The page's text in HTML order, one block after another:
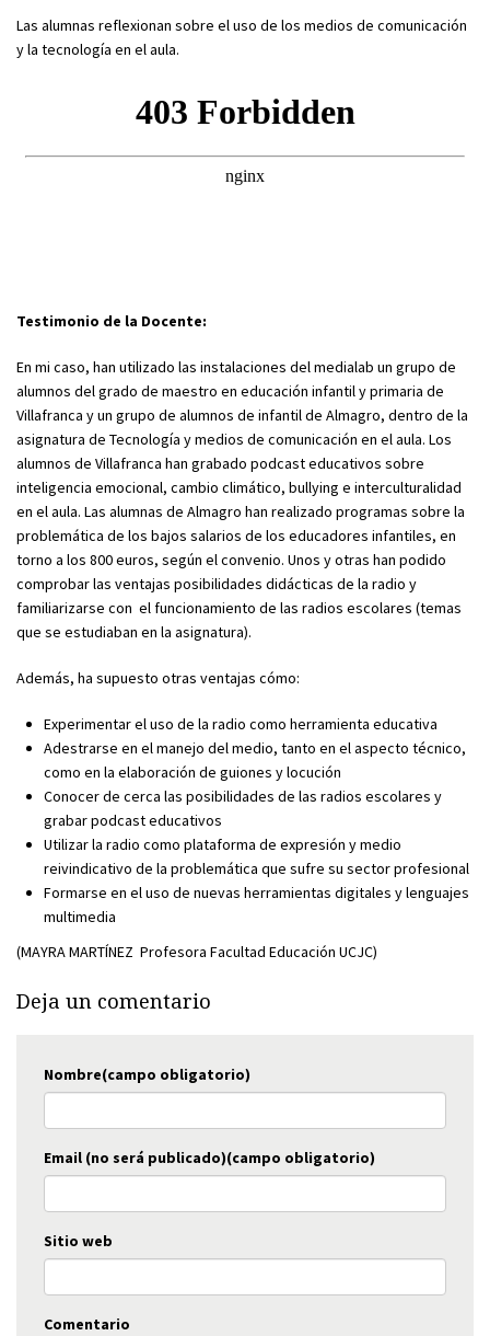
Las alumnas reflexionan sobre el uso de los medios de comunicación
y la tecnología en el aula.
Testimonio de la Docente:
En mi caso, han utilizado las instalaciones del medialab un grupo de
alumnos del grado de maestro en educación infantil y primaria de
Villafranca y un grupo de alumnos de infantil de Almagro, dentro de la
asignatura de Tecnología y medios de comunicación en el aula. Los
alumnos de Villafranca han grabado podcast educativos sobre
inteligencia emocional, cambio climático, bullying e interculturalidad
en el aula. Las alumnas de Almagro han realizado programas sobre la
problemática de los bajos salarios de los educadores infantiles, en
torno a los 800 euros, según el convenio. Unos y otras han podido
comprobar las ventajas posibilidades didácticas de la radio y
familiarizarse con el funcionamiento de las radios escolares (temas
que se estudiaban en la asignatura).
Además, ha supuesto otras ventajas cómo:
Experimentar el uso de la radio como herramienta educativa
Adestrarse en el manejo del medio, tanto en el aspecto técnico,
como en la elaboración de guiones y locución
Conocer de cerca las posibilidades de las radios escolares y
grabar podcast educativos
Utilizar la radio como plataforma de expresión y medio
reivindicativo de la problemática que sufre su sector profesional
Formarse en el uso de nuevas herramientas digitales y lenguajes
multimedia
(MAYRA MARTÍNEZ Profesora Facultad Educación UCJC)
Deja un comentario
Nombre(campo obligatorio)
Email (no será publicado)(campo obligatorio)
Sitio web
Comentario